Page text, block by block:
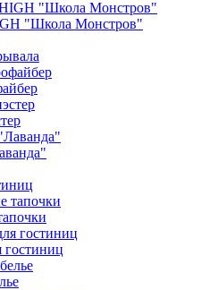
"Школа Монстров"
гостиниц